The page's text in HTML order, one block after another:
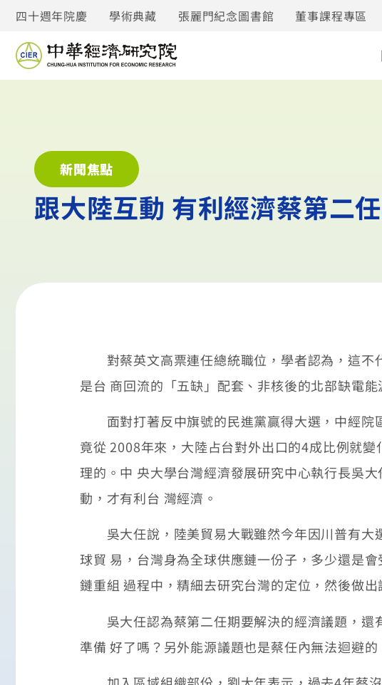
四十週年院慶 學術典藏 張麗門紀念圖書館 董事課程專區
新聞焦點
跟大陸互動 有利經濟蔡第二
對蔡英文高票連任總統職位，學者認為，這不
是台 商回流的「五缺」配套、非核後的北部缺電
面對打著反中旗號的民進黨贏得大選，中經院
竟從 2008年來，大陸占台對外出口的4成比例就
理的。中 央大學台灣經濟發展研究中心執行長吳
動，才有利台 灣經濟。
吳大任說，陸美貿易大戰雖然今年因川普有大
球貿 易，台灣身為全球供應鏈一份子，多少還是
鏈重組 過程中，精細去研究台灣的定位，然後做出
吳大任認為蔡第二任期要解決的經濟議題，還
準備 好了嗎？另外能源議題也是蔡任內無法迴避